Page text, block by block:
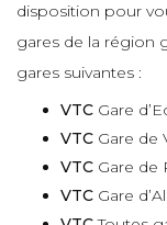
disposition pour
gares de la région
gares suivantes :
VTC Gare
VTC Gare de
VTC Gare de
VTC Gare